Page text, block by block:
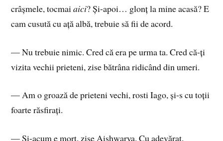
crâșmele, tocmaiaici? Și-apoi… glonț la mine acasă? E
cam cusută cu ață albă, trebuie să fii de acord.
— Nu trebuie nimic. Cred că era pe urma ta. Cred că-ți
vizita vechii prieteni, zise bătrâna ridicând din umeri.
— Am o groază de prieteni vechi, rosti Iago, și-s cu toții
foarte răsfirați.
— Și-acum e mort, zise Aishwarya. Cu adevărat,